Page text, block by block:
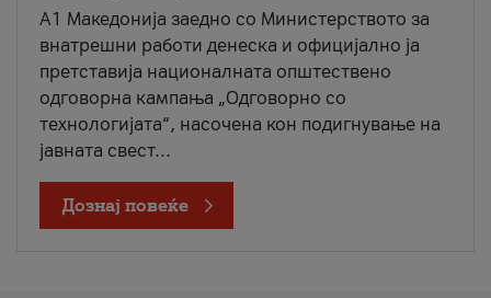
A1 Македонија заедно со Министерството за
внатрешни работи денеска и официјално ја
претставија националната општествено
одговорна кампања „Одговорно со
технологијата“, насочена кон подигнување на
јавната свест...
Дознај повеќе